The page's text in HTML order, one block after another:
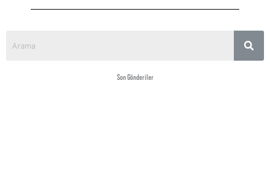
Son Gönderiler